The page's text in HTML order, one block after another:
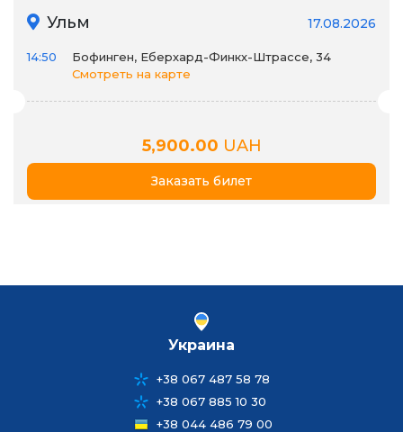
Ульм 17.08.2026
14:50
Бофинген, Еберхард-Финкх-Штрассе, 34
Смотреть на карте
5,900.00 UAH
Заказать билет
Украина
+38 067 487 58 78
+38 067 885 10 30
+38 044 486 79 00